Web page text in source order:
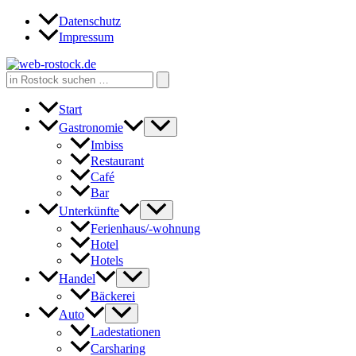
Zum
Inhalt
Datenschutz
Impressum
Search
for:
Start
Gastronomie
Imbiss
Restaurant
Café
Bar
Unterkünfte
Ferienhaus/-wohnung
Hotel
Hotels
Handel
Bäckerei
Auto
Ladestationen
Carsharing